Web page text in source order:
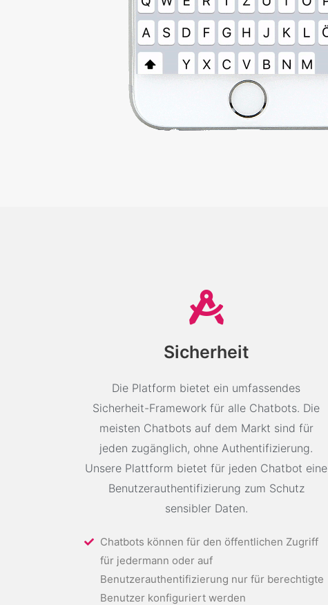
Sicherheit
Die Platform bietet ein umfassendes
Sicherheit-Framework für alle Chatbots. Die
meisten Chatbots auf dem Markt sind für
jeden zugänglich, ohne Authentifizierung.
Unsere Plattform bietet für jeden Chatbot eine
Benutzerauthentifizierung zum Schutz
sensibler Daten.
Chatbots können für den öffentlichen Zugriff
für jedermann oder auf
Benutzerauthentifizierung nur für berechtigte
Benutzer konfiguriert werden